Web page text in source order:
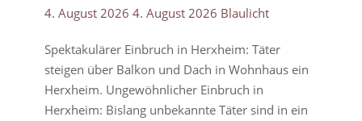
4. August 2026 4. August 2026 Blaulicht
Spektakulärer Einbruch in Herxheim: Täter
steigen über Balkon und Dach in Wohnhaus ein
Herxheim. Ungewöhnlicher Einbruch in
Herxheim: Bislang unbekannte Täter sind in ein